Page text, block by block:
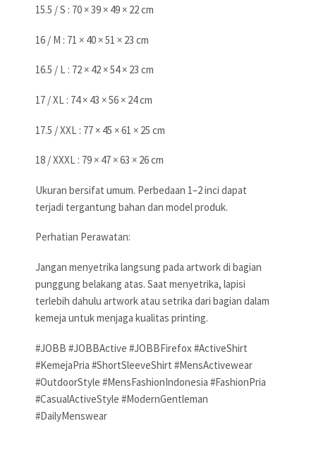
15.5 / S : 70 × 39 × 49 × 22 cm
16 / M : 71 × 40 × 51 × 23 cm
16.5 / L : 72 × 42 × 54 × 23 cm
17 / XL : 74 × 43 × 56 × 24 cm
17.5 / XXL : 77 × 45 × 61 × 25 cm
18 / XXXL : 79 × 47 × 63 × 26 cm
Ukuran bersifat umum. Perbedaan 1–2 inci dapat
terjadi tergantung bahan dan model produk.
Perhatian Perawatan:
Jangan menyetrika langsung pada artwork di bagian
punggung belakang atas. Saat menyetrika, lapisi
terlebih dahulu artwork atau setrika dari bagian dalam
kemeja untuk menjaga kualitas printing.
#JOBB #JOBBActive #JOBBFirefox #ActiveShirt
#KemejaPria #ShortSleeveShirt #MensActivewear
#OutdoorStyle #MensFashionIndonesia #FashionPria
#CasualActiveStyle #ModernGentleman
#DailyMenswear